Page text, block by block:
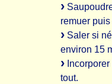
remuer
Saler si
environ 15
tout.